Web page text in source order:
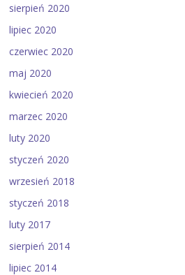
sierpień 2020
lipiec 2020
czerwiec 2020
maj 2020
kwiecień 2020
marzec 2020
luty 2020
styczeń 2020
wrzesień 2018
styczeń 2018
luty 2017
sierpień 2014
lipiec 2014